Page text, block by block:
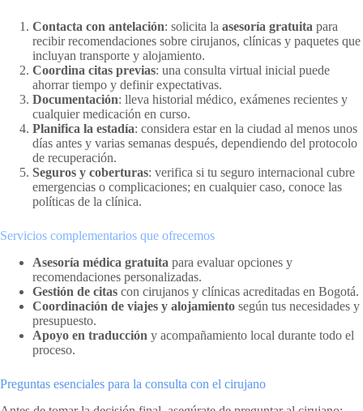
Contacta con antelación: solicita la asesoría gratuita para
recibir recomendaciones sobre cirujanos, clínicas y paquetes que
incluyan transporte y alojamiento.
Coordina citas previas: una consulta virtual inicial puede
ahorrar tiempo y definir expectativas.
Documentación: lleva historial médico, exámenes recientes y
cualquier medicación en curso.
Planifica la estadía: considera estar en la ciudad al menos unos
días antes y varias semanas después, dependiendo del protocolo
de recuperación.
Seguros y coberturas: verifica si tu seguro internacional cubre
emergencias o complicaciones; en cualquier caso, conoce las
políticas de la clínica.
Servicios complementarios que ofrecemos
Asesoría médica gratuita para evaluar opciones y
recomendaciones personalizadas.
Gestión de citas con cirujanos y clínicas acreditadas en Bogotá.
Coordinación de viajes y alojamiento según tus necesidades y
presupuesto.
Apoyo en traducción y acompañamiento local durante todo el
proceso.
Preguntas esenciales para la consulta con el cirujano